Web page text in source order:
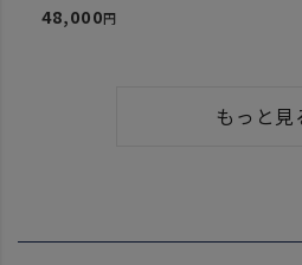
48,000
もっと見